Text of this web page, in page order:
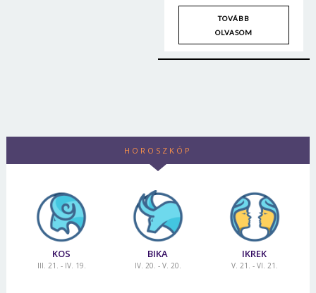
TOVÁBB
OLVASOM
HOROSZKÓP
KOS
III. 21. - IV. 19.
BIKA
IV. 20. - V. 20.
IKREK
V. 21. - VI. 21.